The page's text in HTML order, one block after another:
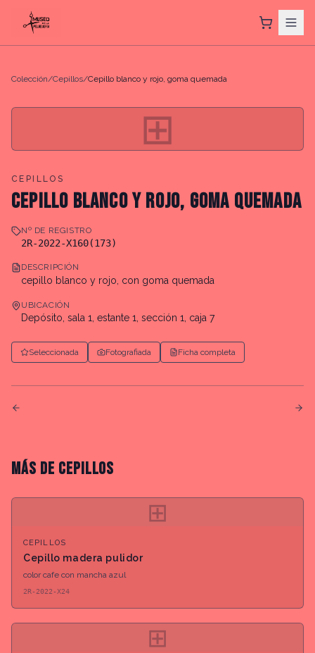
Colección/Cepillos/Cepillo blanco y rojo, goma quemada
⊞
CEPILLOS
CEPILLO BLANCO Y ROJO, GOMA QUEMADA
Nº DE REGISTRO
2R-2022-X160(173)
DESCRIPCIÓN
cepillo blanco y rojo, con goma quemada
UBICACIÓN
Depósito, sala 1, estante 1, sección 1, caja 7
Seleccionada Fotografiada Ficha completa
MÁS DE CEPILLOS
⊞
CEPILLOS
Cepillo madera pulidor
color cafe con mancha azul
2R-2022-X24
⊞